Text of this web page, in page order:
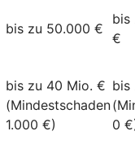
bis zu 50.000 €
bis
€
bis zu 40 Mio. €
(Mindestschaden
1.000 €)
bis
0